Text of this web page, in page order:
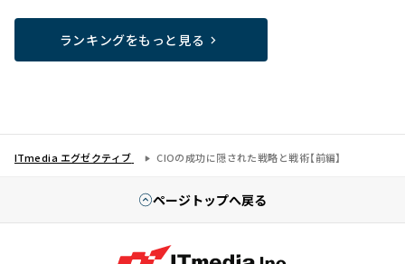
ランキングをもっと見る
ITmedia エグゼクティブ CIOの成功に隠された戦略と戦術【前編】
ページトップへ戻る